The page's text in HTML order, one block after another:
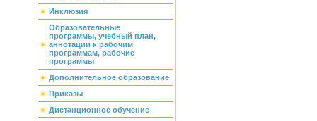
Инклюзия
Образовательные
программы, учебный план,
аннотации к рабочим
программам, рабочие
программы
Дополнительное образование
Приказы
Дистанционное обучение